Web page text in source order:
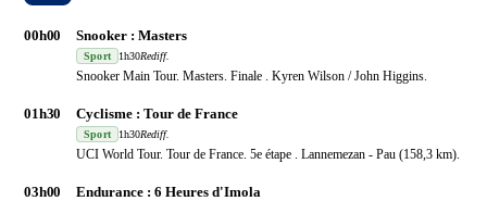
00h00 Snooker : Masters
Sport 1h30Rediff.
Snooker Main Tour. Masters. Finale . Kyren Wilson / John Higgins.
01h30 Cyclisme : Tour de France
Sport 1h30Rediff.
UCI World Tour. Tour de France. 5e étape . Lannemezan - Pau (158,3 km).
03h00 Endurance : 6 Heures d'Imola